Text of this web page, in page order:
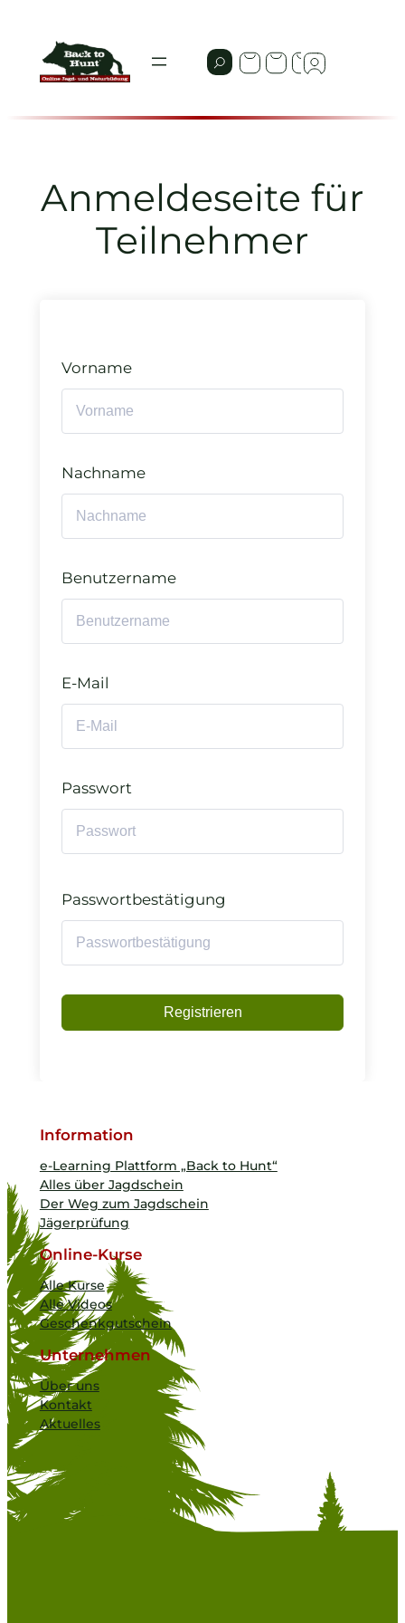
springen
Anmeldeseite für
Teilnehmer
Vorname
Nachname
Benutzername
E-Mail
Passwort
Passwortbestätigung
Registrieren
Information
e-Learning Plattform „Back to Hunt“
Alles über Jagdschein
Der Weg zum Jagdschein
Jägerprüfung
Online-Kurse
Alle Kurse
Alle Videos
Geschenkgutschein
Unternehmen
Über uns
Kontakt
Aktuelles